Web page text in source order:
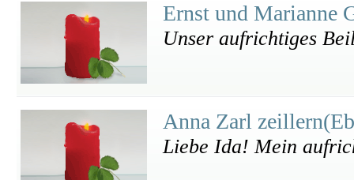
Ernst und Marianne
Unser aufrichtiges
Anna Zarl
Liebe Ida! Mein